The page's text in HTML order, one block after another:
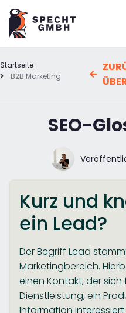
Startseite
B2B Marketing
SEO-
Kurz und
ein Lead?
Der Begriff Lead
Marketingbereich.
einen Kontakt, der
Dienstleistung, ein